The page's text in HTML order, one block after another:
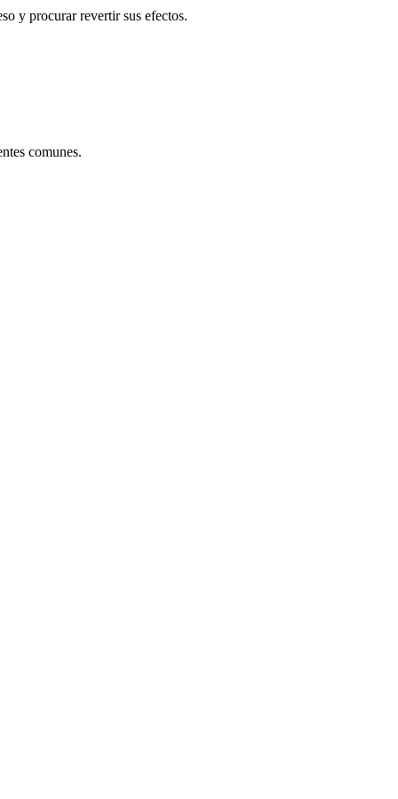
y procurar revertir sus efectos.
comunes.